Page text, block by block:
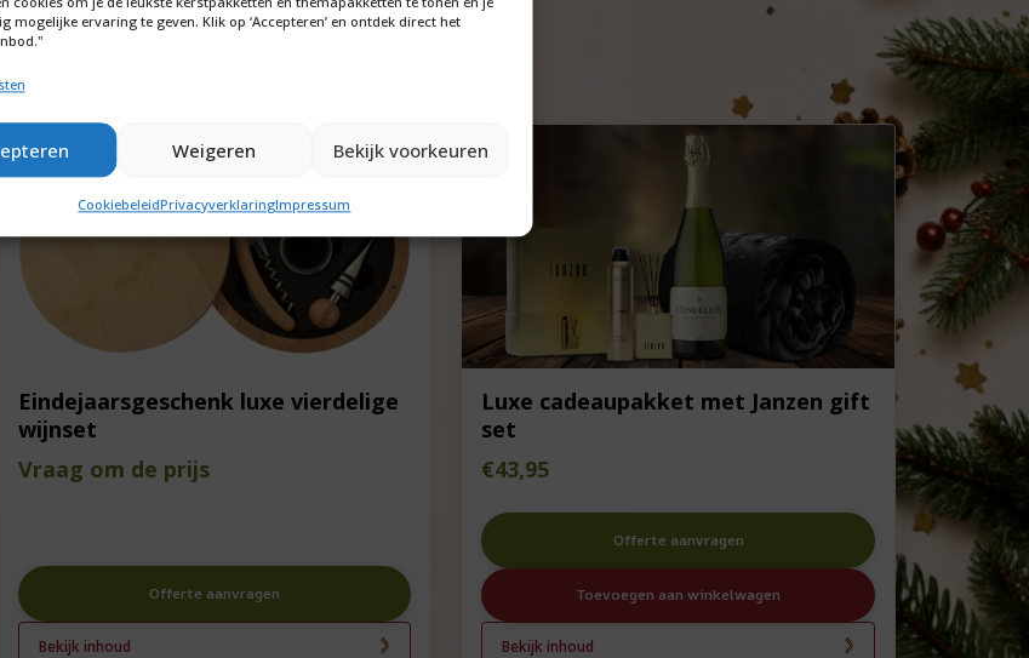
mogelijke ervaring te geven. Klik op ‘Accepteren’ en ontdek direct het
Weigeren Bekijk voorkeuren
CookiebeleidPrivacyverklaringImpressum
Eindejaarsgeschenk luxe vierdelige
wijnset
Vraag om de prijs
Offerte aanvragen
Bekijk inhoud
Luxe cadeaupakket met Janzen gift
set
€43,95
Offerte aanvragen
Toevoegen aan winkelwagen
Bekijk inhoud